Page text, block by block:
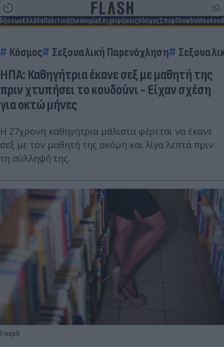
ΕλλάδαΠολιτικήΟικονομίαΕπιχειρήσειςΚόσμοςΣπορShowbizWeekend
Κόσμος Σεξουαλική Παρενόχληση
ΗΠΑ: Καθηγήτρια έκανε σεξ με μαθητή της
πριν χτυπήσει το κουδούνι - Είχαν σχέση
για οκτώ μήνες
Η 27χρονη καθηγήτρια μάλιστα φέρεται να έκανε
σεξ με τον μαθητή της ακόμη και λίγα λεπτά πριν
τη σύλληψή της.
Freepik